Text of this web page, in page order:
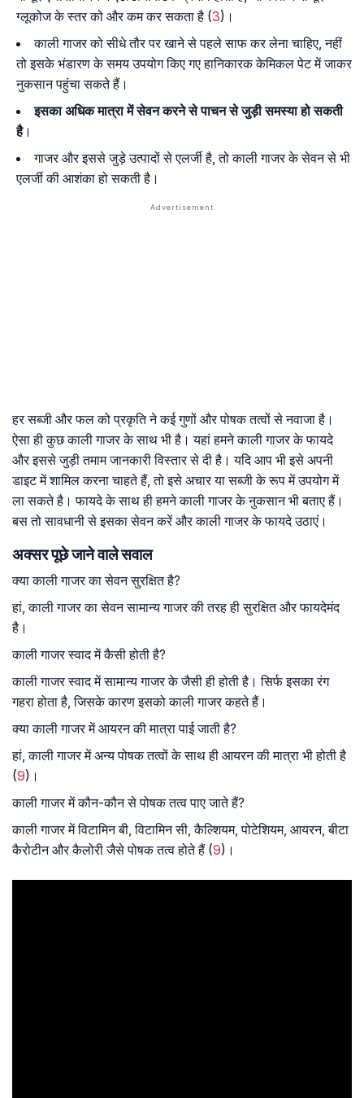
ग्लूकोज के स्तर को और कम कर सकता है (3)।
काली गाजर को सीधे तौर पर खाने से पहले साफ कर लेना चाहिए, नहीं
तो इसके भंडारण के समय उपयोग किए गए हानिकारक केमिकल पेट में जाकर
नुकसान पहुंचा सकते हैं।
इसका अधिक मात्रा में सेवन करने से पाचन से जुड़ी समस्या हो सकती
है।
गाजर और इससे जुड़े उत्पादों से एलर्जी है, तो काली गाजर के सेवन से भी
एलर्जी की आशंका हो सकती है।
हर सब्जी और फल को प्रकृति ने कई गुणों और पोषक तत्वों से नवाजा है।
ऐसा ही कुछ काली गाजर के साथ भी है। यहां हमने काली गाजर के फायदे
और इससे जुड़ी तमाम जानकारी विस्तार से दी है। यदि आप भी इसे अपनी
डाइट में शामिल करना चाहते हैं, तो इसे अचार या सब्जी के रूप में उपयोग में
ला सकते है। फायदे के साथ ही हमने काली गाजर के नुकसान भी बताए हैं।
बस तो सावधानी से इसका सेवन करें और काली गाजर के फायदे उठाएं।
अक्सर पूछे जाने वाले सवाल
क्या काली गाजर का सेवन सुरक्षित है?
हां, काली गाजर का सेवन सामान्य गाजर की तरह ही सुरक्षित और फायदेमंद
है।
काली गाजर स्वाद में कैसी होती है?
काली गाजर स्वाद में सामान्य गाजर के जैसी ही होती है। सिर्फ इसका रंग
गहरा होता है, जिसके कारण इसको काली गाजर कहते हैं।
क्या काली गाजर में आयरन की मात्रा पाई जाती है?
हां, काली गाजर में अन्य पोषक तत्वों के साथ ही आयरन की मात्रा भी होती है
(9)।
काली गाजर में कौन-कौन से पोषक तत्व पाए जाते हैं?
काली गाजर में विटामिन बी, विटामिन सी, कैल्शियम, पोटेशियम, आयरन, बीटा
कैरोटीन और कैलोरी जैसे पोषक तत्व होते हैं (9)।